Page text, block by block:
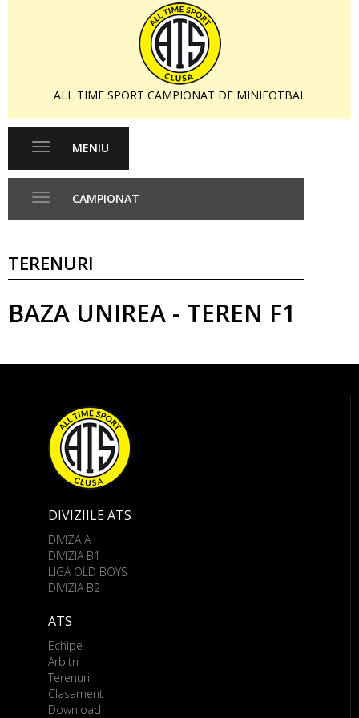
ALL TIME SPORT CAMPIONAT DE MINIFOTBAL
Toggle
MENIU
CAMPIONAT
TERENURI
BAZA UNIREA - TEREN F1
DIVIZIILE ATS
DIVIZA A
DIVIZIA B1
LIGA OLD BOYS
DIVIZIA B2
ATS
Echipe
Arbitri
Terenuri
Clasament
Download